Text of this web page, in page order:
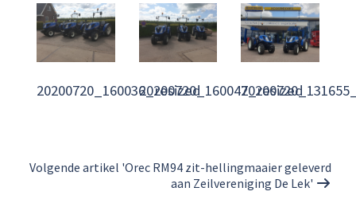
20200720_160036_resized20200720_160047_resized
Volgende artikel 'Orec RM94 zit-hellingmaaier geleverd
aan Zeilvereniging De Lek'